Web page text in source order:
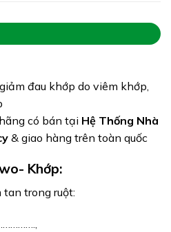
đau khớp do viêm khớp,
có bán tại Hệ Thống Nhà
& giao hàng trên toàn quốc
Khớp:
trong ruột: